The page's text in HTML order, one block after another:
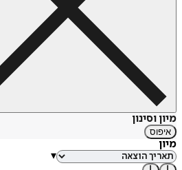
מיון וסינון
איפוס
מיון
▾